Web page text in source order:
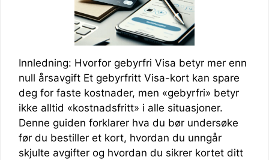
Innledning: Hvorfor gebyrfri Visa betyr mer enn
null årsavgift Et gebyrfritt Visa-kort kan spare
deg for faste kostnader, men «gebyrfri» betyr
ikke alltid «kostnadsfritt» i alle situasjoner.
Denne guiden forklarer hva du bør undersøke
før du bestiller et kort, hvordan du unngår
skjulte avgifter og hvordan du sikrer kortet ditt